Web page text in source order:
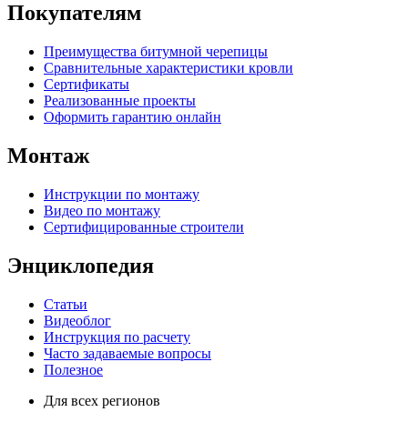
Покупателям
Преимущества битумной черепицы
Сравнительные характеристики кровли
Сертификаты
Реализованные проекты
Оформить гарантию онлайн
Монтаж
Инструкции по монтажу
Видео по монтажу
Сертифицированные строители
Энциклопедия
Статьи
Видеоблог
Инструкция по расчету
Часто задаваемые вопросы
Полезное
Для всех регионов